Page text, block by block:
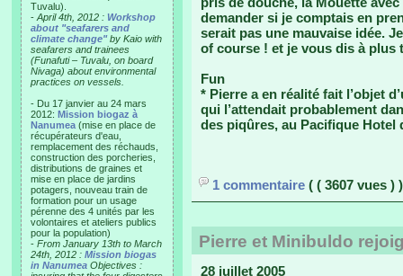
Tuvalu).
- April 4th, 2012 : Workshop
about "seafarers and
climate change"by Kaio with
seafarers and trainees
(Funafuti – Tuvalu, on board
Nivaga) about environmental
practices on vessels.
- Du 17 janvier au 24 mars
2012: Mission biogaz à
Nanumea (mise en place de
récupérateurs d'eau,
remplacement des réchauds,
construction des porcheries,
distributions de graines et
mise en place de jardins
potagers, nouveau train de
formation pour un usage
pérenne des 4 unités par les
volontaires et ateliers publics
pour la population)
- From January 13th to March
24th, 2012 : Mission biogas
in Nanumea Objectives :
demander si je comptais en
serait pas une mauvaise idée.
of course ! et je vous dis à plus
Fun
* Pierre a en réalité fait l’objet
qui l’attendait probablement
des piqûres, au Pacifique Hotel
1 commentaire ( ( 3607 vues ) )
Pierre et Minibuldo
28 juillet 2005